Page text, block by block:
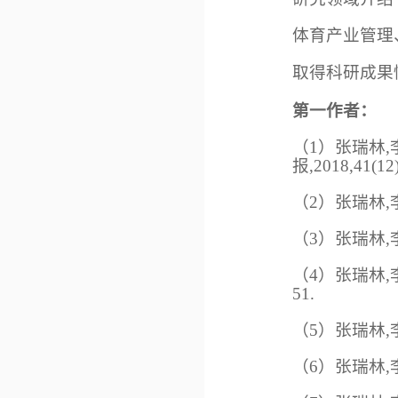
体育产业管
取得科研成果
第一作者：
（1 ） 张瑞林,
报
（2） 张瑞林,
（3） 张瑞林,
（4） 张瑞林,
51.
（5） 张瑞林,
（6） 张瑞林,